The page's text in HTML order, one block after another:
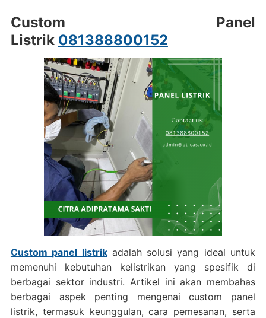
Custom Panel
Listrik 081388800152
Custom panel listrikadalah solusi yang ideal untuk
memenuhi kebutuhan kelistrikan yang spesifik di
berbagai sektor industri. Artikel ini akan membahas
berbagai aspek penting mengenai custom panel
listrik, termasuk keunggulan, cara pemesanan, serta